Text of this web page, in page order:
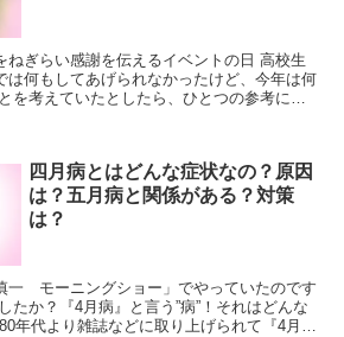
ねぎらい感謝を伝えるイベントの日 高校生
は何もしてあげられなかったけど、今年は何
を考えていたとしたら、ひとつの参考にな
四月病とはどんな症状なの？原因
は？五月病と関係がある？対策
は？
一 モーニングショー」でやっていたのです
たか？『4月病』と言う”病”！それはどんな
年代より雑誌などに取り上げられて『4月